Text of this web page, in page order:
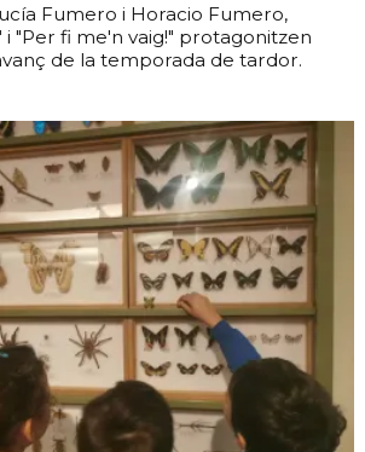
Fumero i Horacio Fumero,
"Per fi me'n vaig!" protagonitzen
de la temporada de tardor.